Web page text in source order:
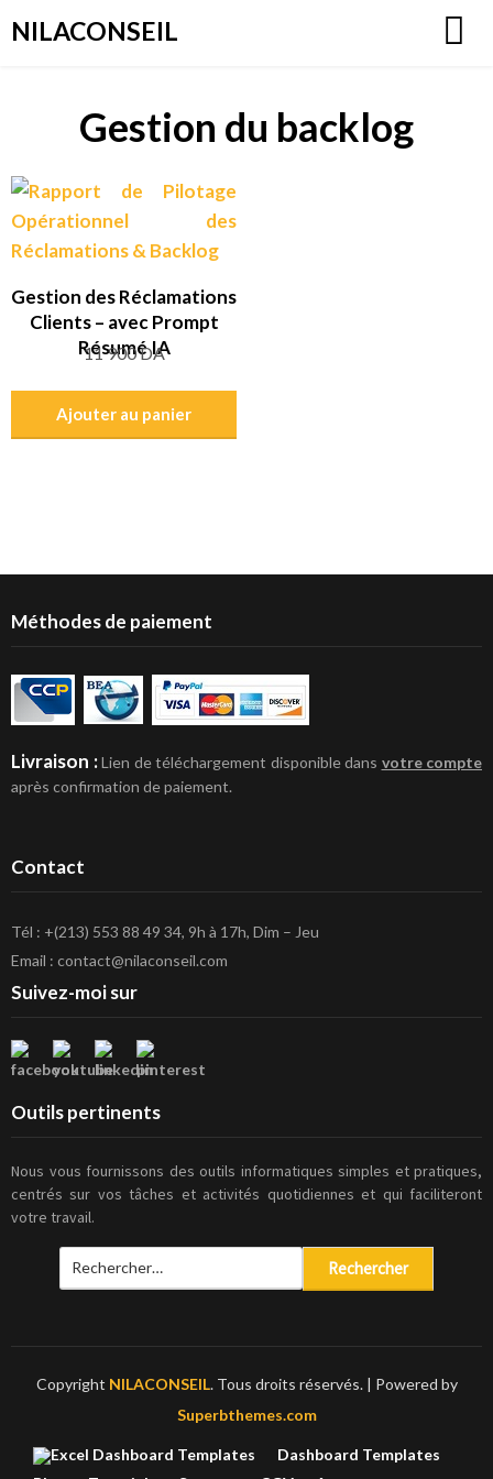
auNILACONSEIL
Gestion du backlog
Gestion des Réclamations
Clients – avec Prompt
Résumé IA
11 900DA
Ajouter au panier
Méthodes de paiement
Livraison :Lien de téléchargement disponible dans votre compte
après confirmation de paiement.
Contact
Tél : +(213) 553 88 49 34, 9h à 17h, Dim – Jeu
Email : contact@nilaconseil.com
Suivez-moi sur
Outils pertinents
Nous vous fournissons des outils informatiques simples et pratiques,
centrés sur vos tâches et activités quotidiennes et qui faciliteront
votre travail.
Copyright NILACONSEIL. Tous droits réservés. | Powered by
Superbthemes.com
Dashboard Templates